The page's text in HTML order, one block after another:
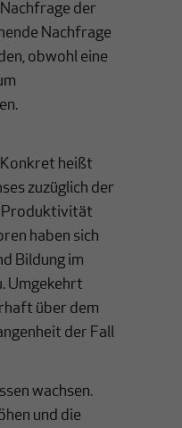
der
Nachfrage
obwohl eine
heißt
zuzüglich der
haben sich
Bildung im
Umgekehrt
über dem
der Fall
wachsen.
und die